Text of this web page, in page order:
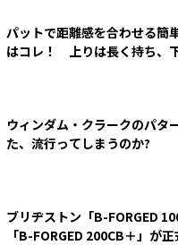
パットで距離感を合わせる簡
はコレ！ 上りは長く持ち、
ウィンダム・クラークのパタ
た、流行ってしまうのか?
ブリヂストン「B-FORGED
「B-FORGED 200CB＋」が